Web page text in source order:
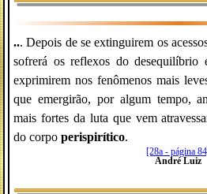
... Depois de se extinguirem os
sofrerá os reflexos do desequilíbrio
exprimirem nos fenômenos mais
que emergirão, por algum tempo,
mais fortes da luta que vem
do corpo perispirítico.
[28a - página
André Luiz